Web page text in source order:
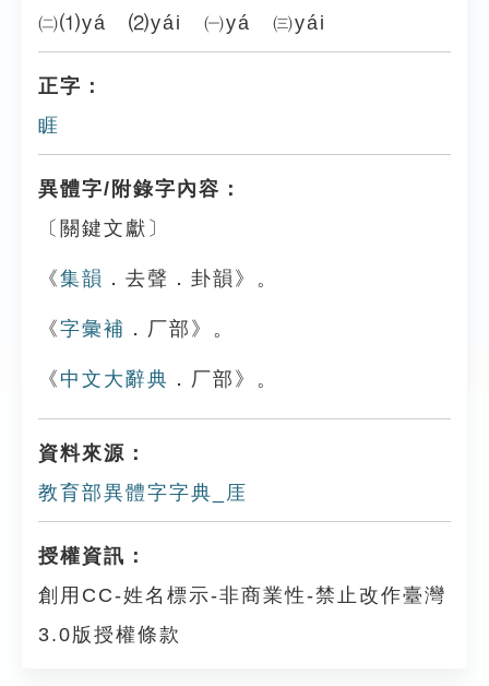
㈡⑴yá ⑵yái ㈠yá ㈢yái
正字：
睚
異體字/附錄字內容：
〔關鍵文獻〕
《集韻 ．去聲．卦韻》。
《字彙補 ．厂部》。
《 中文大辭典 ．厂部》。
資料來源：
教育部異體字字典_厓
授權資訊：
創用CC-姓名標示-非商業性-禁止改作臺灣
3.0版授權條款